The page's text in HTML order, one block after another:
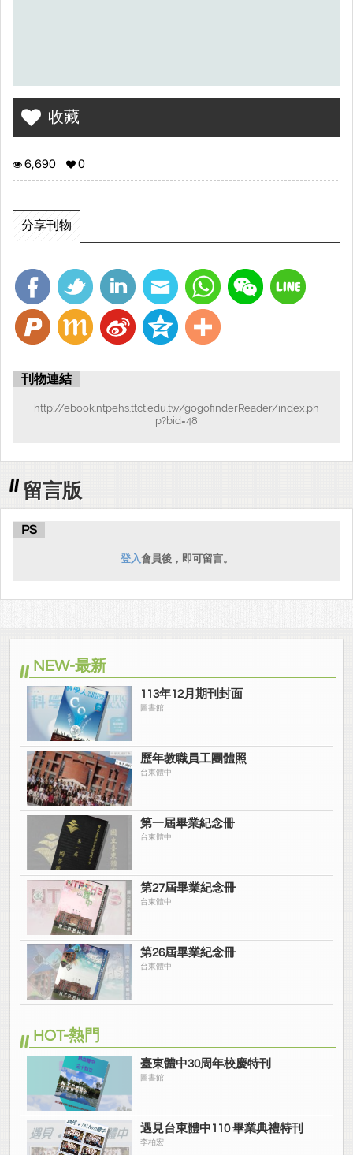
收藏
6,690 0
分享刊物
刊物連結
http://ebook.ntpehs.ttct.edu.tw/gogofinderReader/index.ph
p?bid=48
留言版
PS
登入會員後，即可留言。
NEW-最新
113年12月期刊封面
圖書館
歷年教職員工團體照
台東體中
第一屆畢業紀念冊
台東體中
第27屆畢業紀念冊
台東體中
第26屆畢業紀念冊
台東體中
HOT-熱門
臺東體中30周年校慶特刊
圖書館
遇見台東體中110 畢業典禮特刊
李柏宏